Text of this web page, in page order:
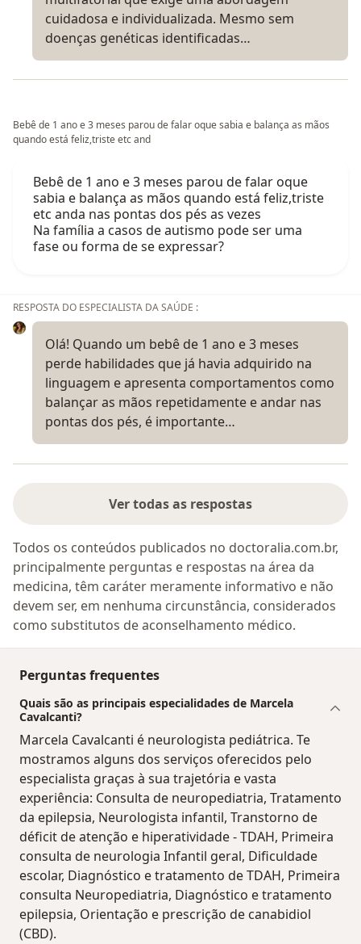
cuidadosa e individualizada. Mesmo sem
doenças genéticas identificadas…
Bebê de 1 ano e 3 meses parou de falar oque sabia e balança as mãos
quando está feliz,triste etc and
Bebê de 1 ano e 3 meses parou de falar oque
sabia e balança as mãos quando está feliz,triste
etc anda nas pontas dos pés as vezes
Na família a casos de autismo pode ser uma
fase ou forma de se expressar?
RESPOSTA DO ESPECIALISTA DA SAÚDE :
Olá! Quando um bebê de 1 ano e 3 meses
perde habilidades que já havia adquirido na
linguagem e apresenta comportamentos como
balançar as mãos repetidamente e andar nas
pontas dos pés, é importante…
Ver todas as respostas
Todos os conteúdos publicados no doctoralia.com.br,
principalmente perguntas e respostas na área da
medicina, têm caráter meramente informativo e não
devem ser, em nenhuma circunstância, considerados
como substitutos de aconselhamento médico.
Perguntas frequentes
Quais são as principais especialidades de Marcela
Cavalcanti?
Marcela Cavalcanti é neurologista pediátrica. Te
mostramos alguns dos serviços oferecidos pelo
especialista graças à sua trajetória e vasta
experiência: Consulta de neuropediatria, Tratamento
da epilepsia, Neurologista infantil, Transtorno de
déficit de atenção e hiperatividade - TDAH, Primeira
consulta de neurologia Infantil geral, Dificuldade
escolar, Diagnóstico e tratamento de TDAH, Primeira
consulta Neuropediatria, Diagnóstico e tratamento
epilepsia, Orientação e prescrição de canabidiol
(CBD).